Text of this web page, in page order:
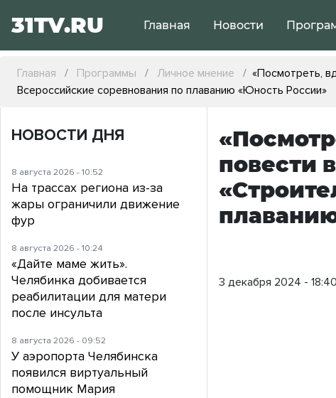
31TV.RU Главная Новости
Главная Программы Личное мнение
«Посмотреть,
Всероссийские соревнования по плаванию «Юность России»
повести
3 декабря 2024 - 18:40
НОВОСТИ ДНЯ
8 августа 2026 - 10:52
На трассах региона из-за
жары ограничили движение
фур
8 августа 2026 - 10:24
«Дайте маме жить».
Челябинка добивается
реабилитации для матери
после инсульта
8 августа 2026 - 09:52
У аэропорта Челябинска
появился виртуальный
помощник Мария